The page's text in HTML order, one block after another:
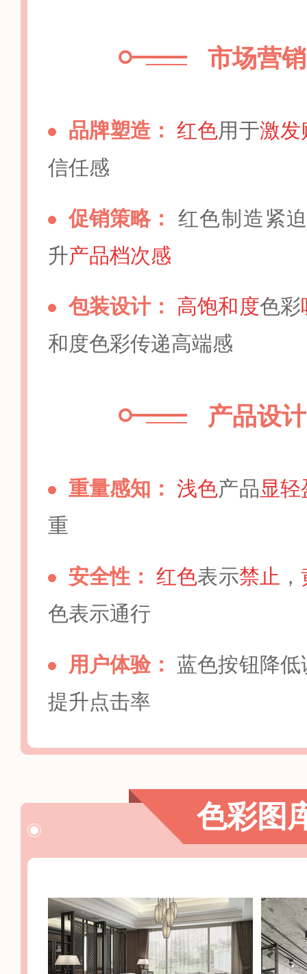
市场营销
品牌塑造： 红色用于激发
信任感
促销策略：
红色制造紧
升产品档次感
包装设计： 高饱和度色彩
和度色彩传递高端感
产品设计
重量感知： 浅色产品显轻
重
安全性： 红色表示禁止 ，
色表示通行
用户体验：
蓝色按钮降
提升点击率
色彩图